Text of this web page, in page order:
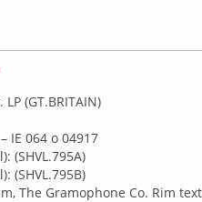
LP (GT.BRITAIN)
IE 064 o 04917
(SHVL.795A)
(SHVL.795B)
The Gramophone Co. Rim text